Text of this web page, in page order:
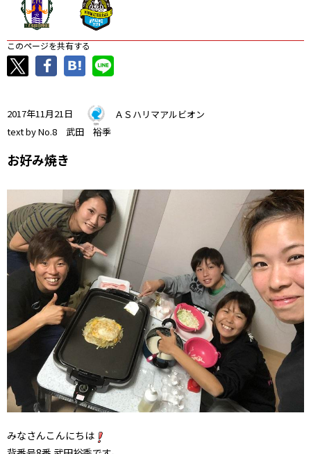
このページを共有する
2017年11月21日
ＡＳハリマアルビオン
text by No.8 武田 裕季
お好み焼き
みなさんこんにちは